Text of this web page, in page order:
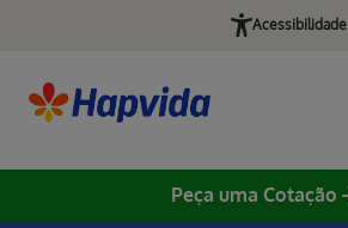
Acessibilidade
Peça uma Cotação